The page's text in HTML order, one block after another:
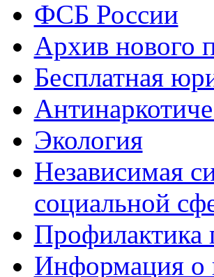
ФСБ России
Архив нового
Бесплатная
Экология
Независимая
социальной
Профилактика
Информация о